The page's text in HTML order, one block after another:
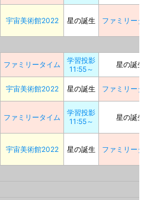
宇宙美術館2022 星の誕生 ファミリータ
ファミリータイム
学習投影
11:55～
星の誕生
宇宙美術館2022 星の誕生 ファミリータ
ファミリータイム
学習投影
11:55～
星の誕生
宇宙美術館2022 星の誕生 ファミリータ